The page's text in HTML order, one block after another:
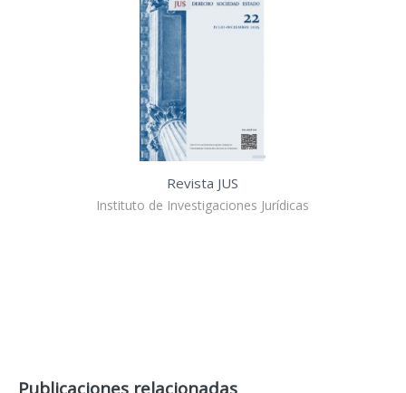
Revista JUS
Instituto de Investigaciones Jurídicas
Publicaciones relacionadas